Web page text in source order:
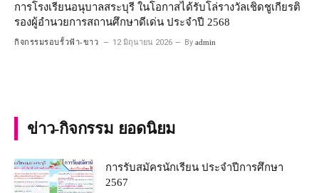
การโรงเรียนอนุบาลสระบุรี ในโอกาสได้รับโล่รางวัลเชิดชูเกียรติ
รองผู้อำนวยการสถานศึกษาดีเด่น ประจำปี 2568
กิจกรรมรอบรั้วฟ้า-ขาว 12 มิถุนายน 2026 By admin
ข่าว-กิจกรรม ยอดนิยม
การรับสมัครนักเรียน ประจำปีการศึกษา
2567